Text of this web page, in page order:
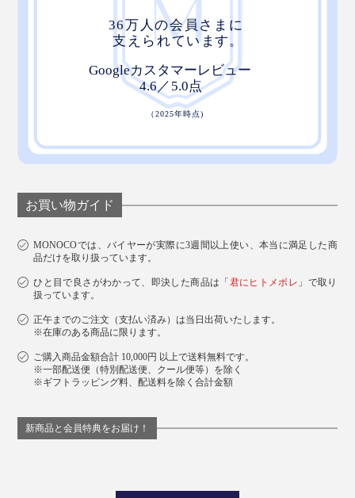
という熱烈なファンが多いのも頷けます。
お買い物ガイド
MONOCOでは、バイヤーが実際に3週間以上使い、本当に満足した商
品だけを取り扱っています。
ひと目で良さがわかって、即決した商品は「君にヒトメボレ 」で取り
扱っています。
正午までのご注文（支払い済み）は当日出荷いたします。
※在庫のある商品に限ります。
ご購入商品金額合計 10,000円 以上で送料無料です。
※一部配送便（特別配送便、クール便等）を除く
※ギフトラッピング料、配送料を除く合計金額
新商品と会員特典をお届け！